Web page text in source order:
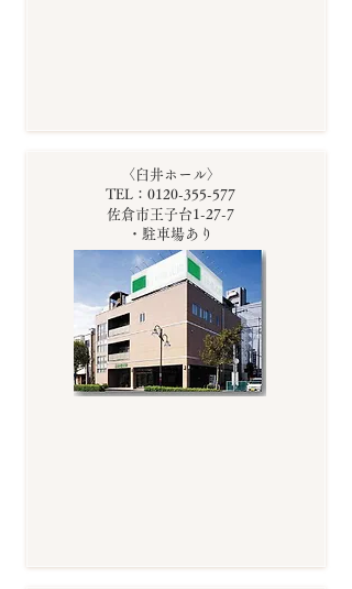
〈臼井ホール〉
TEL：0120-355-577
佐倉市王子台1-27-7
・駐車場あり